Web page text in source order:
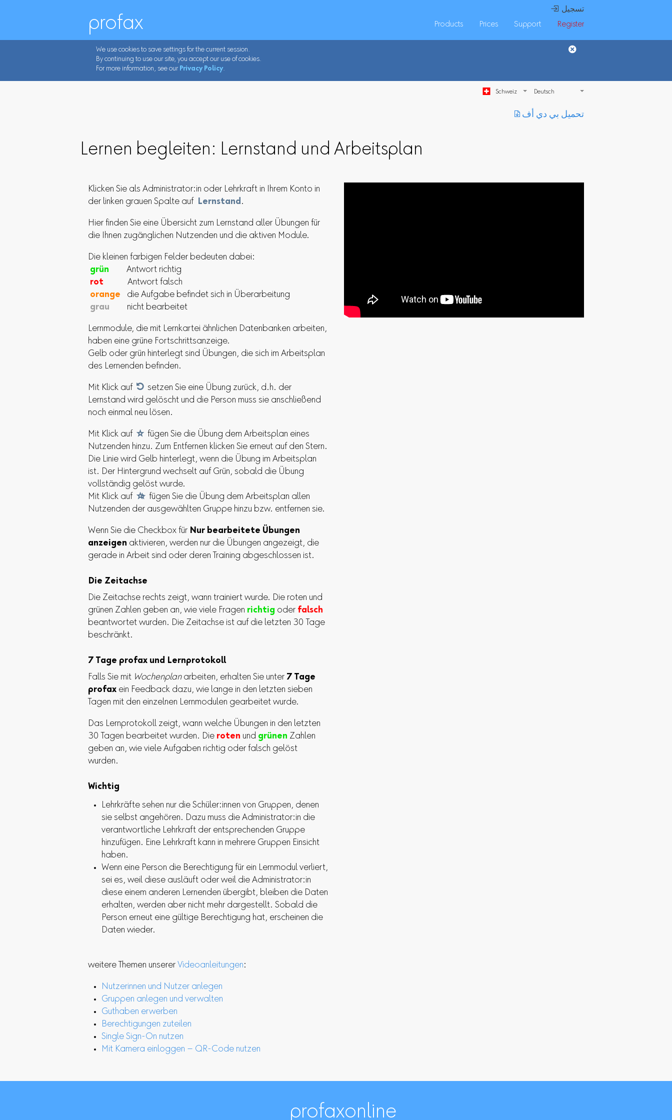
 تسجيل
Products
Prices Support Register
profax
We use cookies to save settings for the current session.
By continuing to use our site, you accept our use of cookies.
For more information, see our Privacy Policy.
Schweiz
︎ تحميل بي دي أف
Lernen begleiten: Lernstand und Arbeitsplan
Klicken Sie als Administrator:in oder Lehrkraft in Ihrem Konto in
der linken grauen Spalte auf Lernstand.
Hier finden Sie eine Übersicht zum Lernstand aller Übungen für
die Ihnen zugänglichen Nutzenden und die aktiven Module.
Die kleinen farbigen Felder bedeuten dabei:
grün Antwort richtig
rot Antwort falsch
orange die Aufgabe befindet sich in Überarbeitung
grau nicht bearbeitet
Lernmodule, die mit Lernkartei ähnlichen Datenbanken arbeiten,
haben eine grüne Fortschrittsanzeige.
Gelb oder grün hinterlegt sind Übungen, die sich im Arbeitsplan
des Lernenden befinden.
Mit Klick auf setzen Sie eine Übung zurück, d.h. der
Lernstand wird gelöscht und die Person muss sie anschließend
noch einmal neu lösen.
Mit Klick auf fügen Sie die Übung dem Arbeitsplan eines
Nutzenden hinzu. Zum Entfernen klicken Sie erneut auf den Stern.
Die Linie wird Gelb hinterlegt, wenn die Übung im Arbeitsplan
ist. Der Hintergrund wechselt auf Grün, sobald die Übung
vollständig gelöst wurde.
Mit Klick auf fügen Sie die Übung dem Arbeitsplan allen
Nutzenden der ausgewählten Gruppe hinzu bzw. entfernen sie.
Wenn Sie die Checkbox für Nur bearbeitete Übungen
anzeigen aktivieren, werden nur die Übungen angezeigt, die
gerade in Arbeit sind oder deren Training abgeschlossen ist.
Die Zeitachse
Die Zeitachse rechts zeigt, wann trainiert wurde. Die roten und
grünen Zahlen geben an, wie viele Fragen richtig oder falsch
beantwortet wurden. Die Zeitachse ist auf die letzten 30 Tage
beschränkt.
7 Tage profax und Lernprotokoll
Falls Sie mit Wochenplanarbeiten, erhalten Sie unter 7 Tage
profax ein Feedback dazu, wie lange in den letzten sieben
Tagen mit den einzelnen Lernmodulen gearbeitet wurde.
Das Lernprotokoll zeigt, wann welche Übungen in den letzten
30 Tagen bearbeitet wurden. Die roten und grünen Zahlen
geben an, wie viele Aufgaben richtig oder falsch gelöst
wurden.
Wichtig
Lehrkräfte sehen nur die Schüler:innen von Gruppen, denen
sie selbst angehören. Dazu muss die Administrator:in die
verantwortliche Lehrkraft der entsprechenden Gruppe
hinzufügen. Eine Lehrkraft kann in mehrere Gruppen Einsicht
haben.
Wenn eine Person die Berechtigung für ein Lernmodul verliert,
sei es, weil diese ausläuft oder weil die Administrator:in
diese einem anderen Lernenden übergibt, bleiben die Daten
erhalten, werden aber nicht mehr dargestellt. Sobald die
Person erneut eine gültige Berechtigung hat, erscheinen die
Daten wieder.
weitere Themen unserer Videoanleitungen:
Nutzerinnen und Nutzer anlegen
Gruppen anlegen und verwalten
Guthaben erwerben
Berechtigungen zuteilen
Single Sign-On nutzen
Mit Kamera einloggen – QR-Code nutzen
profaxonline